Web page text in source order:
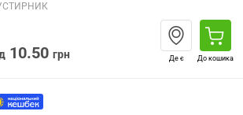
10.50 грн Де є До кошика